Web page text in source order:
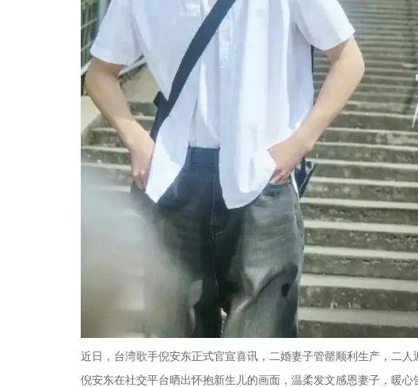
近日，台湾歌手倪安东正式官宣喜讯，二婚妻子管罄顺利生产，二人
倪安东在社交平台晒出怀抱新生儿的画面，温柔发文感恩妻子，暖